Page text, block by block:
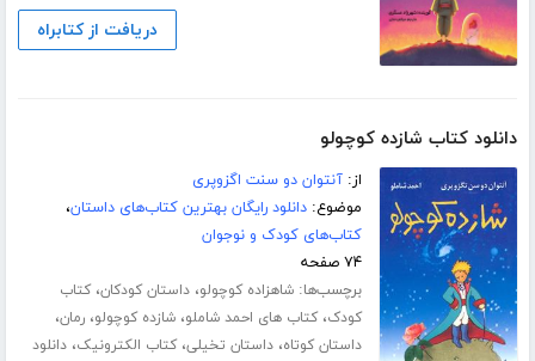
دریافت از کتابراه
دانلود کتاب شازده کوچولو
از:آنتوان دو سنت اگزوپری
موضوع:دانلود رایگان بهترین کتاب‌های داستان،
کتاب‌های کودک و نوجوان
۷۴ صفحه
برچسب‌ها:شاهزاده کوچولو،داستان کودکان،کتاب
کودک،کتاب های احمد شاملو،شازده کوچولو،رمان،
داستان کوتاه،داستان تخیلی،کتاب الکترونیک،دانلود